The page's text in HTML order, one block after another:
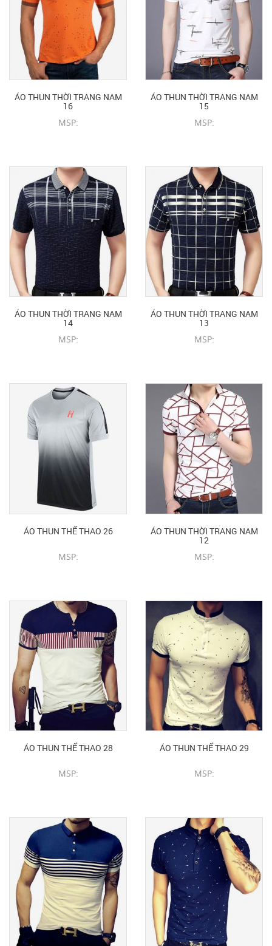
ÁO THUN THỜI TRANG NAM
16
MSP:
ÁO THUN THỜI TRANG NAM
15
MSP:
ÁO THUN THỜI TRANG NAM
14
MSP:
ÁO THUN THỜI TRANG NAM
13
MSP:
ÁO THUN THỂ THAO 26
MSP:
ÁO THUN THỜI TRANG NAM
12
MSP:
ÁO THUN THỂ THAO 28
MSP:
ÁO THUN THỂ THAO 29
MSP: